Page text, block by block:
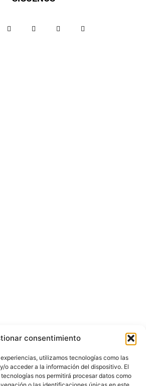
consentimiento
utilizamos tecnologías como las
o acceder a la información del dispositivo. El
nos permitirá procesar datos como